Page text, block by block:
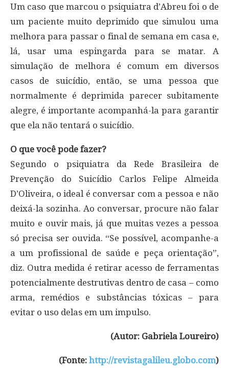
Um caso que marcou o psiquiatra d’Abreu foi o de
um paciente muito deprimido que simulou uma
melhora para passar o final de semana em casa e,
lá, usar uma espingarda para se matar. A
simulação de melhora é comum em diversos
casos de suicídio, então, se uma pessoa que
normalmente é deprimida parecer subitamente
alegre, é importante acompanhá-la para garantir
que ela não tentará o suicídio.
O que você pode fazer?
Segundo o psiquiatra da Rede Brasileira de
Prevenção do Suicídio Carlos Felipe Almeida
D’Oliveira, o ideal é conversar com a pessoa e não
deixá-la sozinha. Ao conversar, procure não falar
muito e ouvir mais, já que muitas vezes a pessoa
só precisa ser ouvida. “Se possível, acompanhe-a
a um profissional de saúde e peça orientação”,
diz. Outra medida é retirar acesso de ferramentas
potencialmente destrutivas dentro de casa – como
arma, remédios e substâncias tóxicas – para
evitar o uso delas em um impulso.
(Autor: Gabriela Loureiro)
(Fonte: http://revistagalileu.globo.com)